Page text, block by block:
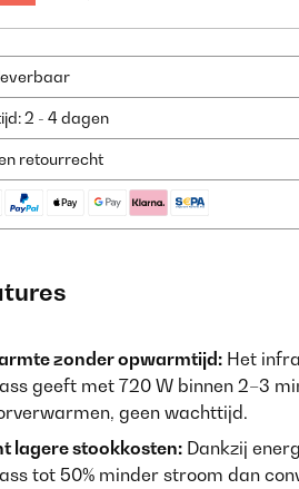
2 - 4 dagen
retourrecht
zonder opwarmtijd: Het
geeft met 720 W binnen 2–3
geen wachttijd.
lagere stookkosten: Dankzij
tot 50% minder stroom dan